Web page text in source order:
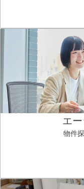
エ
物件